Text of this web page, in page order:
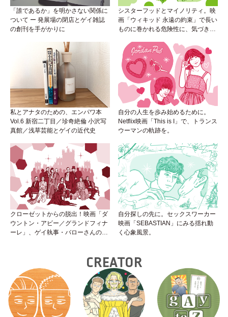
「誰であるか」を明かさない関係に
ついて ー 発展場の閉店とゲイ雑誌
の創刊を手がかりに
シスターフッドとマイノリティ。映
画「ウィキッド 永遠の約束」で長い
ものに巻かれる危険性に、気づき
私とアナタのための、エンパワ本
Vol.6 新宿二丁目／珍奇絶倫 小沢写
真館／浅草芸能とゲイの近代史
自分の人生を歩み始めるために。
Netflix映画「This is I」で、トランス
ウーマンの軌跡を。
クローゼットからの脱出！映画「ダ
ウントン・アビー／グランドフィナ
ーレ」、ゲイ執事・バローさんの成
自分探しの先に。セックスワーカー
映画「SEBASTIAN」にみる揺れ動
く心象風景。
CREATOR